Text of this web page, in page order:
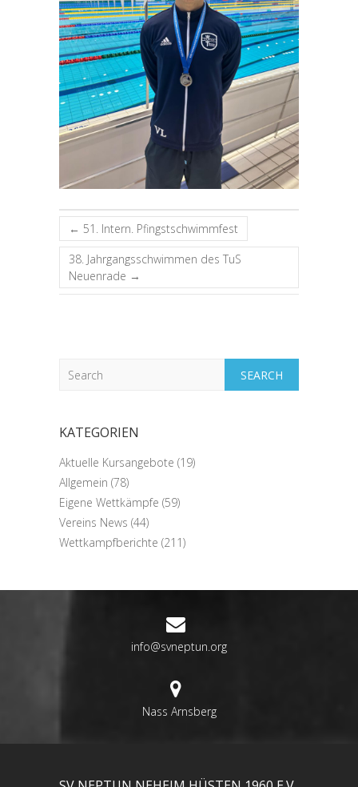
← 51. Intern. Pfingstschwimmfest
38. Jahrgangsschwimmen des TuS
Neuenrade →
Search
KATEGORIEN
Aktuelle Kursangebote (19)
Allgemein (78)
Eigene Wettkämpfe (59)
Vereins News (44)
Wettkampfberichte (211)
info@svneptun.org
Nass Arnsberg